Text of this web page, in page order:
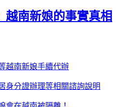
越南新娘的事實真相
越南新娘手續代辦
身分證辦理等相關諮詢說明